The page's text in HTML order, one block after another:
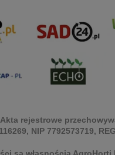
rejestrowe
NIP 7792573719,